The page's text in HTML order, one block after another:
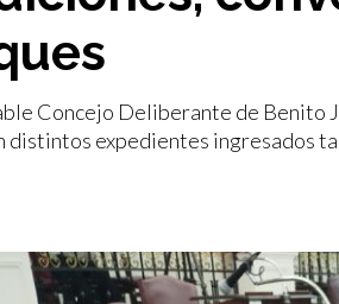
Concejo Deliberante de Benito
distintos expedientes ingresados